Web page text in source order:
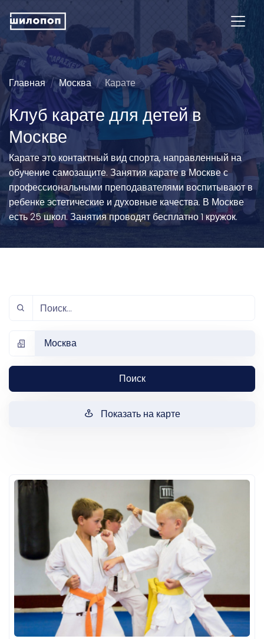
Главная Москва Карате
Клуб карате для детей в
Москве
Карате это контактный вид спорта, направленный на
обучение самозащите. Занятия карате в Москве с
профессиональными преподавателями воспитывают в
ребенке эстетические и духовные качества. В Москве
есть 25 школ. Занятия проводят бесплатно 1 кружок.
Москва
Поиск
Показать на карте